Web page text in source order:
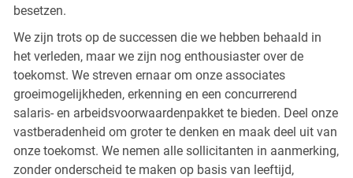
besetzen.
We zijn trots op de successen die we hebben behaald in
het verleden, maar we zijn nog enthousiaster over de
toekomst. We streven ernaar om onze associates
groeimogelijkheden, erkenning en een concurrerend
salaris- en arbeidsvoorwaardenpakket te bieden. Deel onze
vastberadenheid om groter te denken en maak deel uit van
onze toekomst. We nemen alle sollicitanten in aanmerking,
zonder onderscheid te maken op basis van leeftijd,